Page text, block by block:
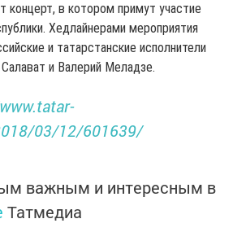
концерт, в котором примут участие
Хедлайнерами мероприятия
и татарстанские исполнители
и Валерий Меладзе.
03/12/601639/
важным и интересным в
Татмедиа